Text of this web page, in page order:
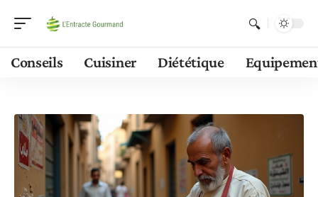
Conseils Cuisiner Diététique